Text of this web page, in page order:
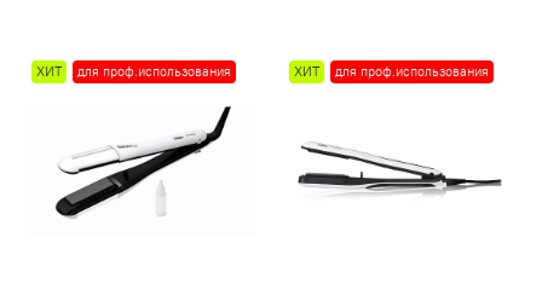
ХИТ для проф.использования ХИТ для проф.использования